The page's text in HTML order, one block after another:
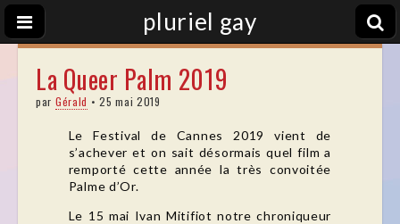
pluriel gay
La Queer Palm 2019
par Gérald •25 mai 2019
Le Festival de Cannes 2019 vient de
s’achever et on sait désormais quel film a
remporté cette année la très convoitée
Palme d’Or.
Le 15 mai Ivan Mitifiot notre chroniqueur